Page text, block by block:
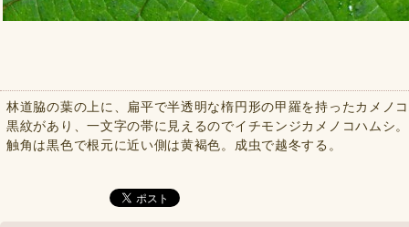
林道脇の葉の上に、扁平で半透明な楕円形の甲羅を持ったカメノ
黒紋があり、一文字の帯に見えるのでイチモンジカメノコハムシ
触角は黒色で根元に近い側は黄褐色。成虫で越冬する。